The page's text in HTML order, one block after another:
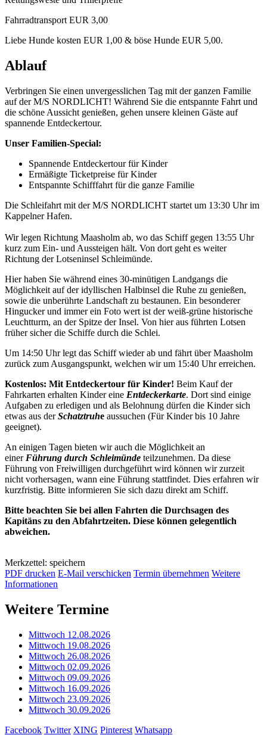
Fahrradtransport EUR 3,00
Liebe Hunde kosten EUR 1,00 & böse Hunde EUR 5,00.
Ablauf
Verbringen Sie einen unvergesslichen Tag mit der ganzen Familie
auf der M/S NORDLICHT! Während Sie die entspannte Fahrt und
die schöne Aussicht genießen, gehen unsere kleinen Gäste auf
spannende Entdeckertour.
Unser Familien-Special:
Spannende Entdeckertour für Kinder
Ermäßigte Ticketpreise für Kinder
Entspannte Schifffahrt für die ganze Familie
Die Schleifahrt mit der M/S NORDLICHT startet um 13:30 Uhr im
Kappelner Hafen.
Wir legen Richtung Maasholm ab, wo das Schiff gegen 13:55 Uhr
kurz zum Ein- und Aussteigen hält. Von dort geht es weiter
Richtung der Lotseninsel Schleimünde.
Hier haben Sie während eines 30-minütigen Landgangs die
Möglichkeit auf der idyllischen Halbinsel die Ruhe zu genießen,
sowie die unberührte Landschaft zu bestaunen. Ein besonderer
Hingucker und immer ein Foto wert ist der weiß-grüne historische
Leuchtturm, an der Spitze der Insel. Von hier aus führten Lotsen
früher sicher die Schiffe durch die Schlei.
Um 14:50 Uhr legt das Schiff wieder ab und fährt über Maasholm
zurück zum Ausgangspunkt, welchen wir um 15:40 Uhr erreichen.
Kostenlos: Mit Entdeckertour für Kinder! Beim Kauf der
Fahrkarten erhalten Kinder eine Entdeckerkarte. Dort sind einige
Aufgaben zu erledigen und als Belohnung dürfen die Kinder sich
etwas aus der Schatztruhe aussuchen (Für Kinder bis 10 Jahre
geeignet).
An einigen Tagen bieten wir auch die Möglichkeit an
einer Führung durch Schleimünde teilzunehmen. Da diese
Führung von Freiwilligen durchgeführt wird können wir zurzeit
nicht vorhersagen, wann eine Führung stattfindet. Dies erfahren wir
kurzfristig. Bitte informieren Sie sich dazu direkt am Schiff.
Bitte beachten Sie bei allen Fahrten die Durchsagen des
Kapitäns zu den Abfahrtzeiten. Diese können gelegentlich
abweichen.
Merkzettel: speichern
PDF drucken E-Mail verschicken Termin übernehmen Weitere
Informationen
Weitere Termine
Mittwoch 12.08.2026
Mittwoch 19.08.2026
Mittwoch 26.08.2026
Mittwoch 02.09.2026
Mittwoch 09.09.2026
Mittwoch 16.09.2026
Mittwoch 23.09.2026
Mittwoch 30.09.2026
Facebook Twitter XING Pinterest Whatsapp